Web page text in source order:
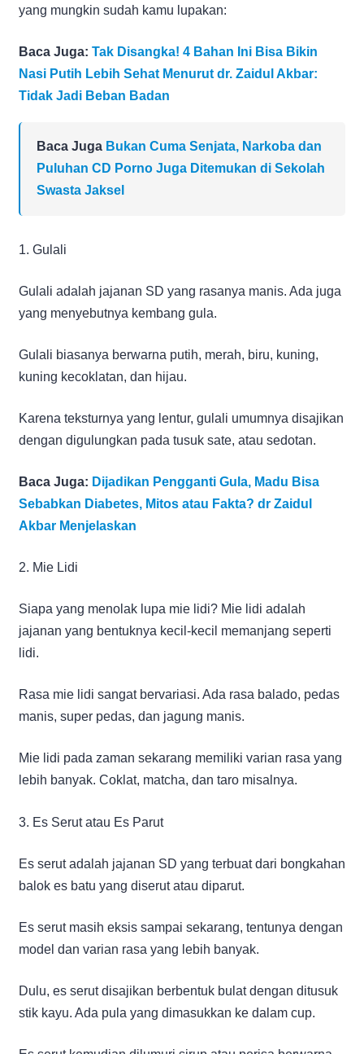
yang mungkin sudah kamu lupakan:
Baca Juga: Tak Disangka! 4 Bahan Ini Bisa Bikin
Nasi Putih Lebih Sehat Menurut dr. Zaidul Akbar:
Tidak Jadi Beban Badan
Baca Juga Bukan Cuma Senjata, Narkoba dan
Puluhan CD Porno Juga Ditemukan di Sekolah
Swasta Jaksel
1. Gulali
Gulali adalah jajanan SD yang rasanya manis. Ada juga
yang menyebutnya kembang gula.
Gulali biasanya berwarna putih, merah, biru, kuning,
kuning kecoklatan, dan hijau.
Karena teksturnya yang lentur, gulali umumnya disajikan
dengan digulungkan pada tusuk sate, atau sedotan.
Baca Juga: Dijadikan Pengganti Gula, Madu Bisa
Sebabkan Diabetes, Mitos atau Fakta? dr Zaidul
Akbar Menjelaskan
2. Mie Lidi
Siapa yang menolak lupa mie lidi? Mie lidi adalah
jajanan yang bentuknya kecil-kecil memanjang seperti
lidi.
Rasa mie lidi sangat bervariasi. Ada rasa balado, pedas
manis, super pedas, dan jagung manis.
Mie lidi pada zaman sekarang memiliki varian rasa yang
lebih banyak. Coklat, matcha, dan taro misalnya.
3. Es Serut atau Es Parut
Es serut adalah jajanan SD yang terbuat dari bongkahan
balok es batu yang diserut atau diparut.
Es serut masih eksis sampai sekarang, tentunya dengan
model dan varian rasa yang lebih banyak.
Dulu, es serut disajikan berbentuk bulat dengan ditusuk
stik kayu. Ada pula yang dimasukkan ke dalam cup.